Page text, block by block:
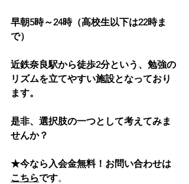
早朝5時～24時（高校生以下は22時ま
で）
近鉄奈良駅から徒歩2分という、勉強の
リズムを立てやすい施設となっており
ます。
是非、選択肢の一つとして考えてみま
せんか？
★今なら入会金無料！お問い合わせは
こちらです。